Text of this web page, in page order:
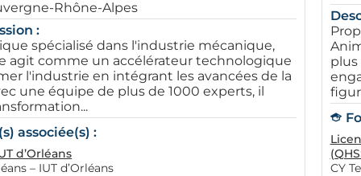
Rhône-Alpes
:
spécialisé dans l'industrie mécanique,
agit comme un accélérateur technologique
l'industrie en intégrant les avancées de la
une équipe de plus de 1000 experts, il
associée(s) :
d’Orléans
– IUT d’Orléans
plus
CY